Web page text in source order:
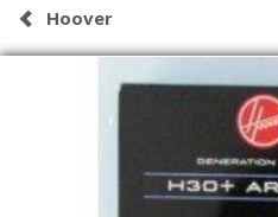
Hoover